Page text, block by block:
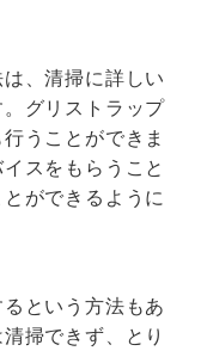
、清掃に詳しい
グリストラップ
うことができま
スをもらうこと
ができるように
という方法もあ
掃できず、とり